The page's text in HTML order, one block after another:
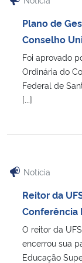
Plano de
Conselho
Foi aprovado
Ordinária do
Federal de
[...]
Notícia
Reitor da
Conferência
O reitor da
encerrou sua
Educação